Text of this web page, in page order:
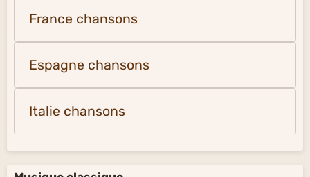
France chansons
Espagne chansons
Italie chansons